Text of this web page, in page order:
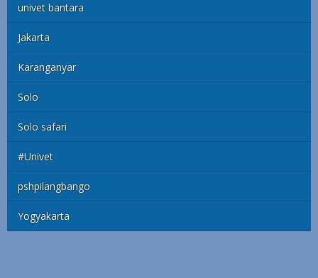
univet bantara
Jakarta
Karanganyar
Solo
Solo safari
#Univet
pshpilangbango
Yogyakarta